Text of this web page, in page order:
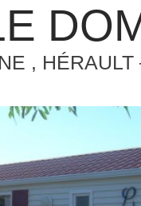
, HÉRAULT